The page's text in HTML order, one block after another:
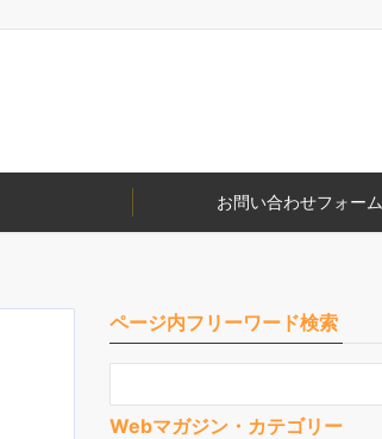
お問い合わせフォーム
ページ内フリーワード検索
Webマガジン・カテゴリー